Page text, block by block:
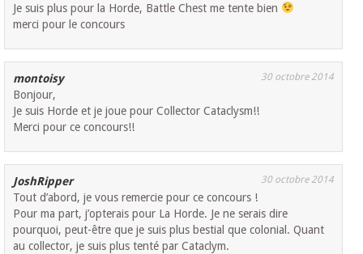
Je suis plus pour la Horde, Battle Chest me tente bien
merci pour le concours
montoisy 30 octobre 2014
Bonjour,
Je suis Horde et je joue pour Collector Cataclysm!!
Merci pour ce concours!!
JoshRipper 30 octobre 2014
Tout d’abord, je vous remercie pour ce concours !
Pour ma part, j’opterais pour La Horde. Je ne serais dire
pourquoi, peut-être que je suis plus bestial que colonial. Quant
au collector, je suis plus tenté par Cataclym.